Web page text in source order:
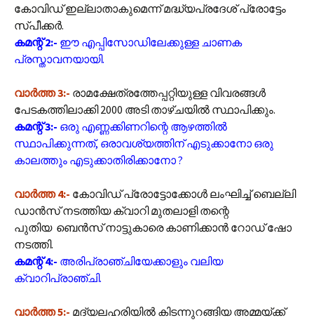
കോവിഡ് ഇല്ലാതാകുമെന്ന് മദ്ധ്യപ്രദേശ് പ്രോട്ടേം
സ്പീക്കര്‍.
കമന്റ് 2:- ഈ എപ്പിസോഡിലേക്കുള്ള ചാണക
പ്രസ്താവനയായി.
വാർത്ത 3:- രാമക്ഷേത്രത്തേപ്പറ്റിയുള്ള വിവരങ്ങള്‍
പേടകത്തിലാക്കി 2000 അടി താഴ്ചയില്‍ സ്ഥാപിക്കും.
കമന്റ് 3:- ഒരു എണ്ണക്കിണറിന്റെ ആഴത്തിൽ
സ്ഥാപിക്കുന്നത്, ഒരാവശ്യത്തിന് എടുക്കാനോ ഒരു
കാലത്തും എടുക്കാതിരിക്കാനോ ?
വാർത്ത 4:- കോവിഡ് പ്രോട്ടോക്കോൾ ലംഘിച്ച് ബെല്ലി
ഡാൻസ് നടത്തിയ ക്വാറി മുതലാളി തന്റെ
പുതിയ ബെന്‍സ് നാട്ടുകാരെ കാണിക്കാൻ റോഡ് ഷോ
നടത്തി.
കമന്റ് 4:- അരിപ്രാഞ്ചിയേക്കാളും വലിയ
ക്വാറിപ്രാഞ്ചി.
വാർത്ത 5:- മദ്യലഹരിയില്‍ കിടന്നുറങ്ങിയ അമ്മയ്ക്ക്